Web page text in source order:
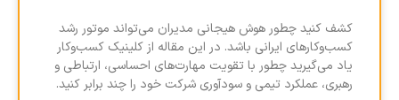
کشف کنید چطور هوش هیجانی مدیران می‌تواند موتور رشد
کسب‌وکارهای ایرانی باشد. در این مقاله از کلینیک کسب‌وکار
یاد می‌گیرید چطور با تقویت مهارت‌های احساسی، ارتباطی و
رهبری، عملکرد تیمی و سودآوری شرکت خود را چند برابر کنید.